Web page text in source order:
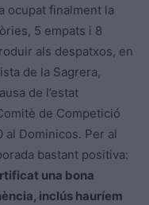
ocupat finalment la
5 empats i 8
als despatxos, en
de la Sagrera,
de l’estat
de Competició
Dominicos. Per al
bastant positiva:
una bona
inclús hauríem